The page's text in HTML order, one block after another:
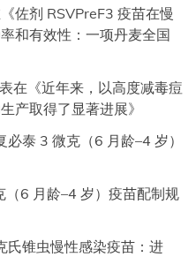
佐剂 RSVPreF3 疫苗在慢
和有效性：一项丹麦全国
在《近年来，以高度减毒痘
产取得了显著进展》
必泰 3 微克（6 月龄–4 岁）
（6 月龄–4 岁）疫苗配制规
氏锥虫慢性感染疫苗：进